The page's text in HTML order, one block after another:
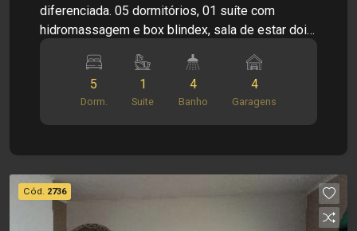
diferenciada. 05 dormitórios, 01 suíte com
hidromassagem e box blindex, sala de estar dois
armários, sala de jantar. Na Parte de baixo tem 03
dormitórios sendo uma suíte, as salas, cozinha,
lavabo, lavanderia. Na parte de cima são mais
dois quartos com um banheiro social, sendo um
de lazer tem uma piscina ampla, área de
churrasco, pia com gabinetes, quintal de terra
com pomar, e abaixo da construção da casa tem
5
Dorm.
1
Suite
4
Banho
4
Garagens
Cód. 2736